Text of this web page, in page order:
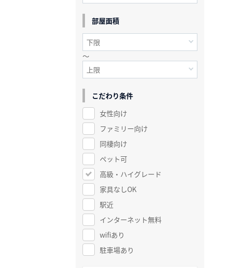
部屋面積
～
こだわり条件
女性向け
ファミリー向け
同棲向け
ペット可
高級・ハイグレード
家具なしOK
駅近
インターネット無料
wifiあり
駐車場あり